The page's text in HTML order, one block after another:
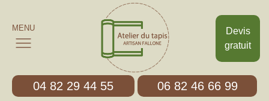
Devis
gratuit
MENU
04 82 29 44 55 06 82 46 66 99